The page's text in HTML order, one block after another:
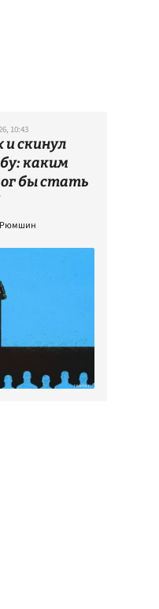
10:43
и скинул
каким
бы стать